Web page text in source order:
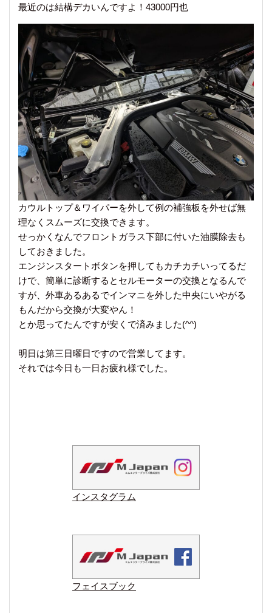
最近のは結構デカいんですよ！43000円也
カウルトップ＆ワイパーを外して例の補強板を外せば無
理なくスムーズに交換できます。
せっかくなんでフロントガラス下部に付いた油膜除去も
しておきました。
エンジンスタートボタンを押してもカチカチいってるだ
けで、簡単に診断するとセルモーターの交換となるんで
すが、外車あるあるでインマニを外した中央にいやがる
もんだから交換が大変やん！
とか思ってたんですが安くで済みました(^^)
明日は第三日曜日ですので営業してます。
それでは今日も一日お疲れ様でした。
インスタグラム
フェイスブック